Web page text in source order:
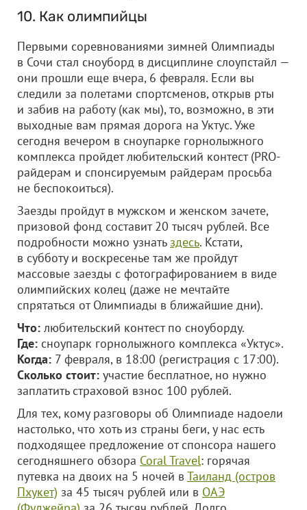
10. Как олимпийцы
Первыми соревнованиями зимней Олимпиады
в Сочи стал сноуборд в дисциплине слоупстайл —
они прошли еще вчера, 6 февраля. Если вы
следили за полетами спортсменов, открыв рты
и забив на работу (как мы), то, возможно, в эти
выходные вам прямая дорога на Уктус. Уже
сегодня вечером в сноупарке горнолыжного
комплекса пройдет любительский контест (PRO-
райдерам и спонсируемым райдерам просьба
не беспокоиться).
Заезды пройдут в мужском и женском зачете,
призовой фонд составит 20 тысяч рублей. Все
подробности можно узнатьздесь. Кстати,
в субботу и воскресенье там же пройдут
массовые заезды с фотографированием в виде
олимпийских колец (даже не мечтайте
спрятаться от Олимпиады в ближайшие дни).
Что: любительский контест по сноуборду.
Где: сноупарк горнолыжного комплекса «Уктус».
Когда: 7 февраля, в 18:00 (регистрация с 17:00).
Сколько стоит: участие бесплатное, но нужно
заплатить страховой взнос 100 рублей.
Для тех, кому разговоры об Олимпиаде надоели
настолько, что хоть из страны беги, у нас есть
подходящее предложение от спонсора нашего
сегодняшнего обзора Coral Trаvel: горячая
путевка на двоих на 5 ночей в Таиланд (остров
Пхукет) за 45 тысяч рублей или в ОАЭ